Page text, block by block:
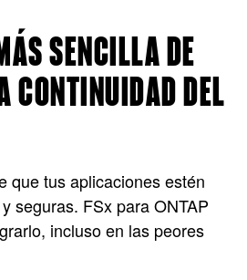
SENCILLA DE
CONTINUIDAD DEL
que tus aplicaciones estén
seguras. FSx para ONTAP
incluso en las peores